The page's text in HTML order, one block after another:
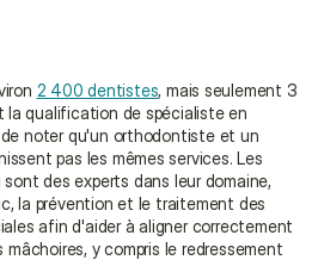
2 400 dentistes, mais seulement 3
la qualification de spécialiste en
noter qu'un orthodontiste et un
sont des experts dans leur domaine,
la prévention et le traitement des
afin d'aider à aligner correctement
y compris le redressement